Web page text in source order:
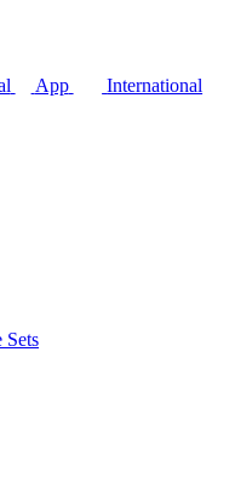
App International